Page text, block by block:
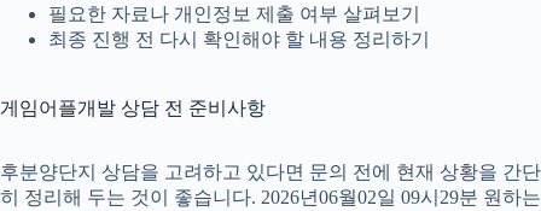
필요한 자료나 개인정보 제출 여부 살펴보기
최종 진행 전 다시 확인해야 할 내용 정리하기
게임어플개발 상담 전 준비사항
후분양단지 상담을 고려하고 있다면 문의 전에 현재 상황을 간단
히 정리해 두는 것이 좋습니다. 2026년06월02일 09시29분 원하는